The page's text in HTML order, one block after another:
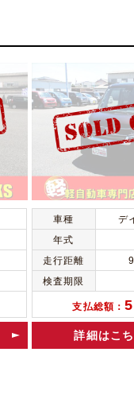
車種
デ
年式
走行距離
検査期限
支払総額：
詳細はこ